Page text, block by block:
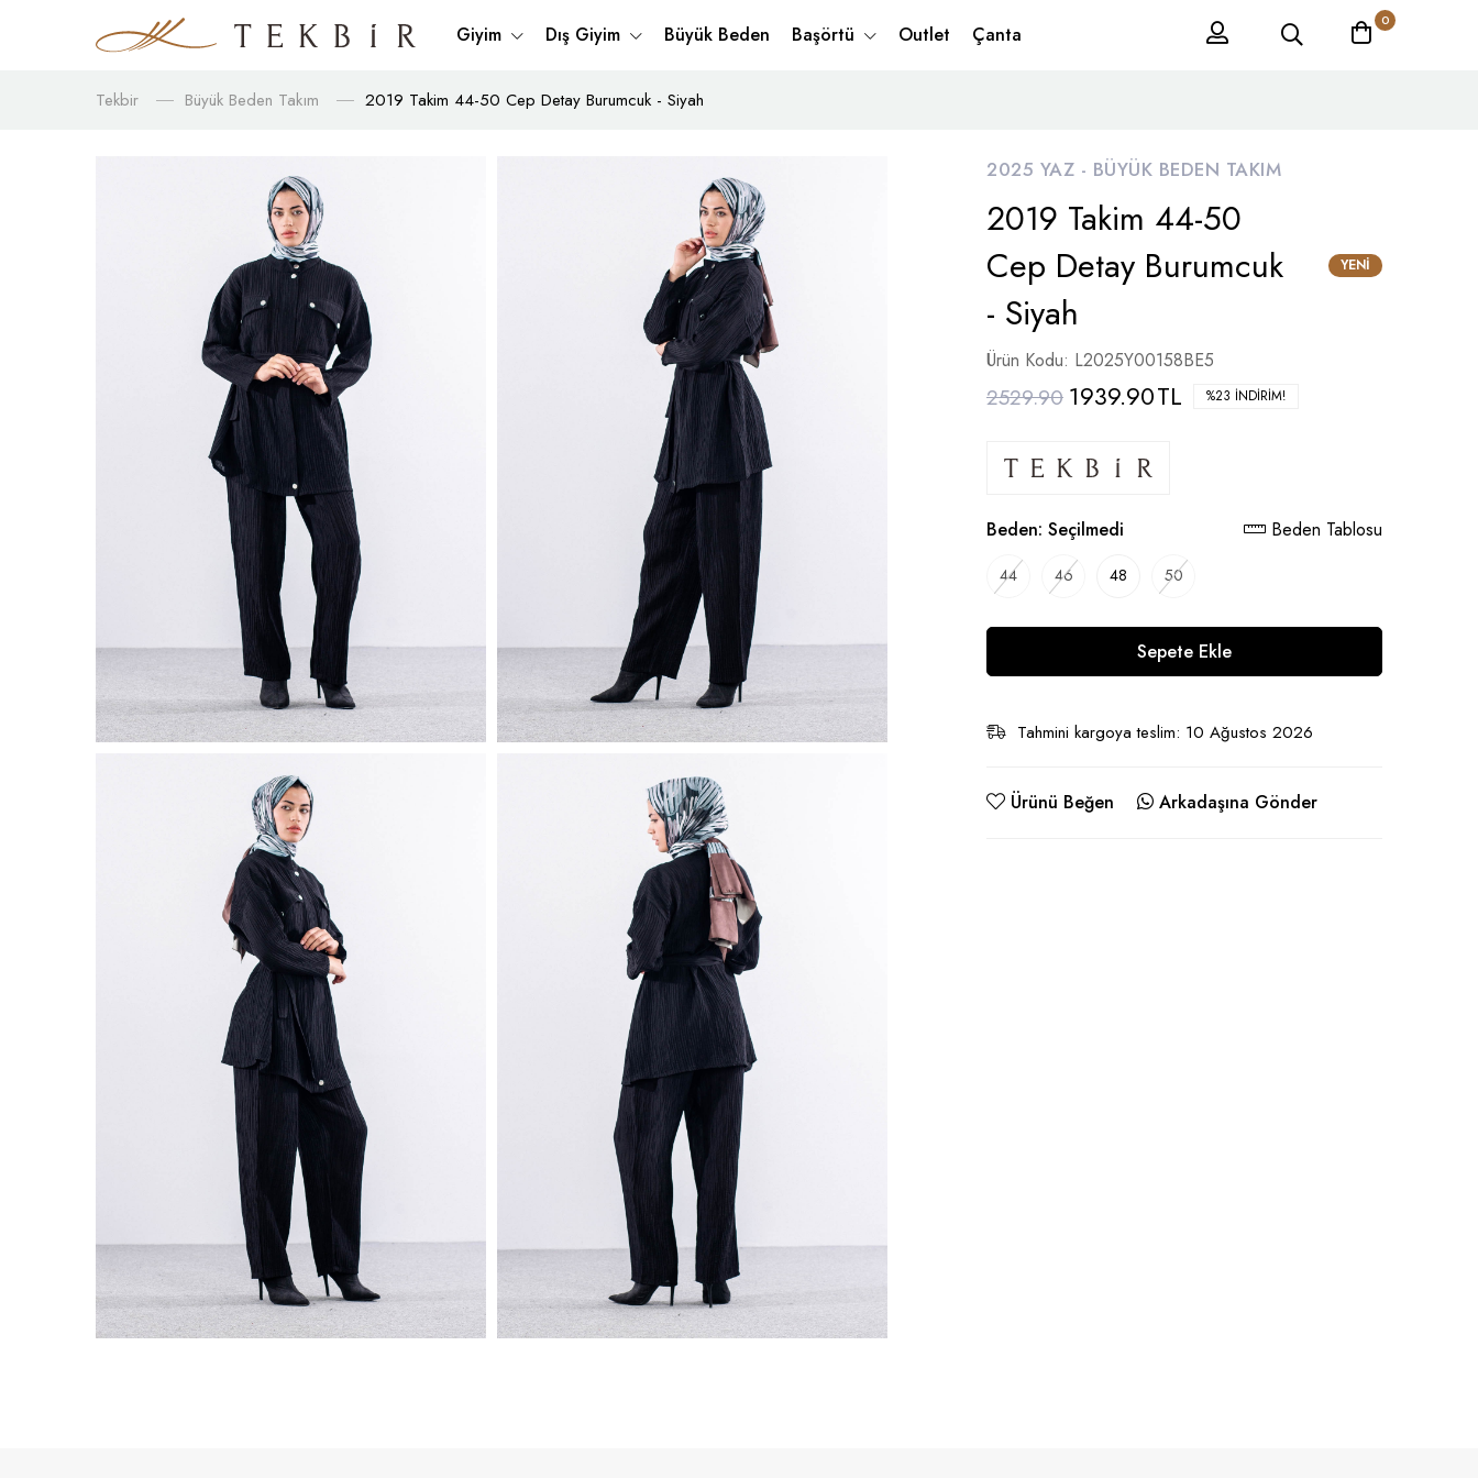
Giyim Dış Giyim Büyük Beden Başörtü Outlet Çanta
0
Tekbir Büyük Beden Takım 2019 Takim 44-50 Cep Detay Burumcuk - Siyah
2025 YAZ - BÜYÜK BEDEN TAKIM
2019 Takim 44-50
Cep Detay Burumcuk
- Siyah
YENI
Ürün Kodu: L2025Y00158BE5
2529.90 1939.90TL %23 İNDIRIM!
Beden: Seçilmedi Beden Tablosu
44 46 48 50
Sepete Ekle
Tahmini kargoya teslim: 10 Ağustos 2026
Ürünü Beğen Arkadaşına Gönder